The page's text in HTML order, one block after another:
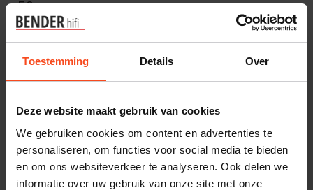
Toestemming Details Over
Deze website maakt gebruik van cookies
We gebruiken cookies om content en advertenties te
personaliseren, om functies voor social media te bieden
en om ons websiteverkeer te analyseren. Ook delen we
informatie over uw gebruik van onze site met onze
50
€579,00
Op voorraad